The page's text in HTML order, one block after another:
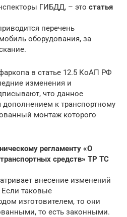
ГИБДД, – это статья
перечень
оборудования, за
в статье 12.5 КоАП РФ
изменения и
что данное
дополнением к транспортному
монтаж которого
регламенту «О
средств» ТР ТС
внесение изменений
Если таковые
изготовителем, то они
то есть законными.